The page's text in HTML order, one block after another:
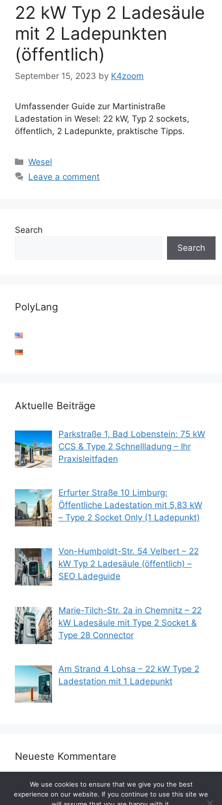
22 kW Typ 2 Ladesäule
mit 2 Ladepunkten
(öffentlich)
September 15, 2023 by K4zoom
Umfassender Guide zur Martinistraße
Ladestation in Wesel: 22 kW, Typ 2 sockets,
öffentlich, 2 Ladepunkte, praktische Tipps.
Categories
Wesel
Leave a comment
Search
Search
PolyLang
Aktuelle Beiträge
Parkstraße 1, Bad Lobenstein: 75 kW
CCS & Type 2 Schnellladung – Ihr
Praxisleitfaden
Erfurter Straße 10 Limburg:
Öffentliche Ladestation mit 5,83 kW
– Type 2 Socket Only (1 Ladepunkt)
Von-Humboldt-Str. 54 Velbert – 22
kW Typ 2 Ladesäule (öffentlich) –
SEO Ladeguide
Marie-Tilch-Str. 2a in Chemnitz – 22
kW Ladesäule mit Type 2 Socket &
Type 28 Connector
Am Strand 4 Lohsa – 22 kW Type 2
Ladestation mit 1 Ladepunkt
Neueste Kommentare
We use cookies to ensure that we give you the best
experience on our website. If you continue to use this site we